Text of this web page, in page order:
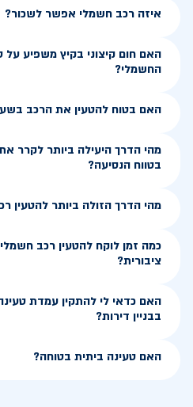
איזה רכב חשמלי אפשר לשכור?
האם חום קיצוני בקיץ משפיע על
החשמלי?
האם בטוח להטעין את הרכב
מהי הדרך היעילה ביותר לקרר
בטווח הנסיעה?
מהי הדרך הזולה ביותר להטעין
כמה זמן לוקח להטעין רכב
ציבורית?
האם כדאי לי להתקין עמדת
בבניין דירות?
האם טעינה ביתית בטוחה?